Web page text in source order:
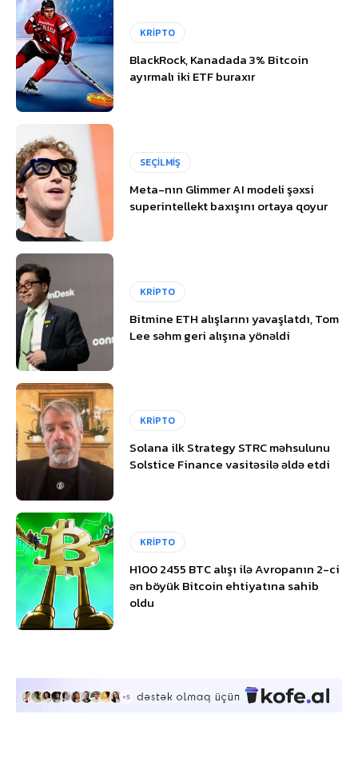
KRİPTO
BlackRock, Kanadada 3% Bitcoin
ayırmalı iki ETF buraxır
SEÇİLMİŞ
Meta-nın Glimmer AI modeli şəxsi
superintellekt baxışını ortaya qoyur
KRİPTO
Bitmine ETH alışlarını yavaşlatdı, Tom
Lee səhm geri alışına yönəldi
KRİPTO
Solana ilk Strategy STRC məhsulunu
Solstice Finance vasitəsilə əldə etdi
KRİPTO
H100 2455 BTC alışı ilə Avropanın 2-ci
ən böyük Bitcoin ehtiyatına sahib
oldu